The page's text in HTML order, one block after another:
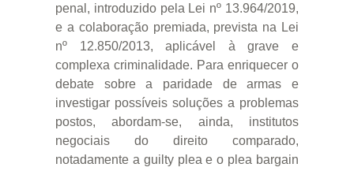
penal, introduzido pela Lei nº 13.964/2019,
e a colaboração premiada, prevista na Lei
nº 12.850/2013, aplicável à grave e
complexa criminalidade. Para enriquecer o
debate sobre a paridade de armas e
investigar possíveis soluções a problemas
postos, abordam-se, ainda, institutos
negociais do direito comparado,
notadamente a guilty plea e o plea bargain